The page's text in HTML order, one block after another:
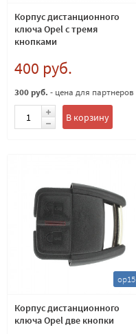
Корпус дистанционного
ключа Opel с тремя
кнопками
400 руб.
300 руб. - цена для партнеров
В корзину
op15
Корпус дистанционного
ключа Opel две кнопки